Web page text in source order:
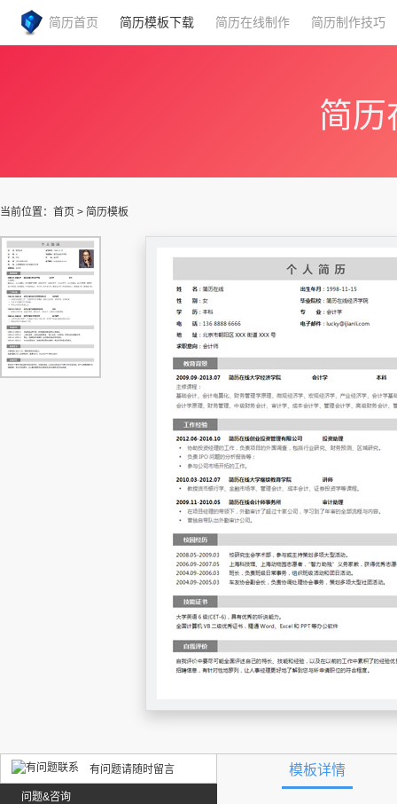
简历首页 简历模板下载 简历在线制作 简历制作技巧
简历
当前位置： 首页 > 简历模板
有问题请随时留言
问题&咨询
模板详情